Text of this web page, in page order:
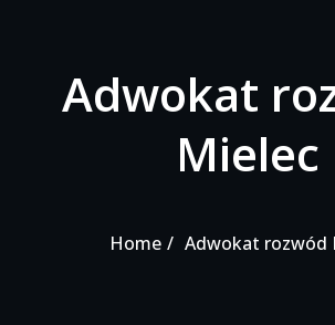
Adwokat
Mielec
Home Adwokat rozwód